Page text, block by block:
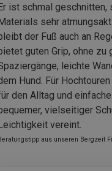
ist schmal geschnitten,
sehr
der Fuß auch an
guten Grip, ohne
leichte
Hund. Für
den Alltag und
vielseitiger
vereint.
aus unseren Bergzeit